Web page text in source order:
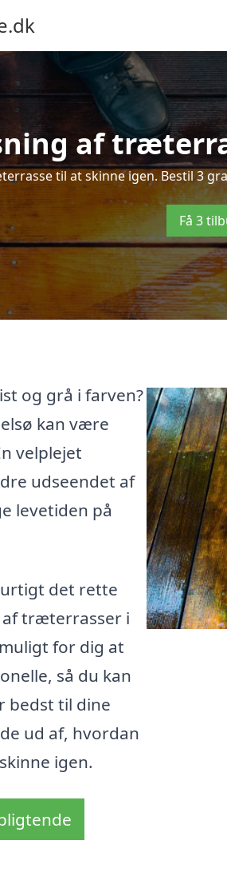
af
til at skinne igen. Bestil 3
Få 3
og grå i farven?
kan være
velplejet
udseendet af
levetiden på
det rette
træterrasser i
for dig at
så du kan
bedst til dine
ud af, hvordan
igen.